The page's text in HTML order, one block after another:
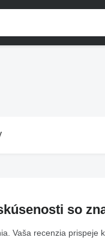
so
Vaša recenzia prispeje